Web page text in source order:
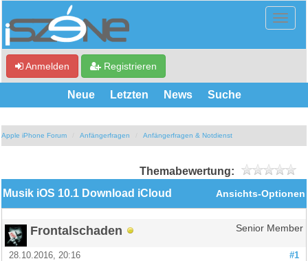
Anmelden Registrieren
Neue Letzten News Suche
Apple iPhone Forum Anfängerfragen Anfängerfragen & Notdienst
Themabewertung:
Ansichts-Optionen
Musik iOS 10.1 Download iCloud
Frontalschaden Senior Member
#1
28.10.2016, 20:16